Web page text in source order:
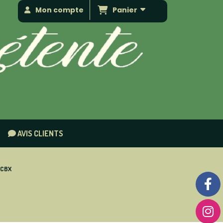
Mon compte Panier
AVIS CLIENTS